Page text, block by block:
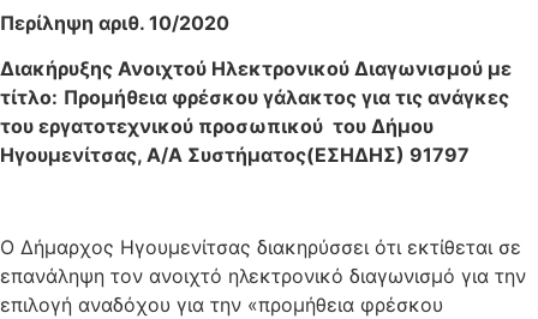
Περίληψη αριθ. 10/2020
Διακήρυξης Ανοιχτού Ηλεκτρονικού Διαγωνισμού με
τίτλο: Προμήθεια φρέσκου γάλακτος για τις ανάγκες
του εργατοτεχνικού προσωπικού του Δήμου
Ηγουμενίτσας, Α/Α Συστήματος(ΕΣΗΔΗΣ) 91797
O Δήμαρχος Ηγουμενίτσας διακηρύσσει ότι εκτίθεται σε
επανάληψη τον ανοιχτό ηλεκτρονικό διαγωνισμό για την
επιλογή αναδόχου για την «προμήθεια φρέσκου